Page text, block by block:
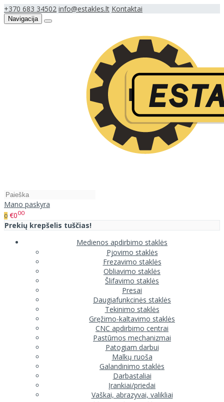
+370 683 34502 info@estakles.lt Kontaktai
Navigacija
Mano paskyra
0 €000
Prekių krepšelis tuščias!
Medienos apdirbimo staklės
Pjovimo staklės
Frezavimo staklės
Obliavimo staklės
Šlifavimo staklės
Presai
Daugiafunkcinės staklės
Tekinimo staklės
Gręžimo-kaltavimo staklės
CNC apdirbimo centrai
Pastūmos mechanizmai
Patogiam darbui
Malkų ruoša
Galandinimo staklės
Darbastaliai
Įrankiai/priedai
Vaškai, abrazyvai, valikliai